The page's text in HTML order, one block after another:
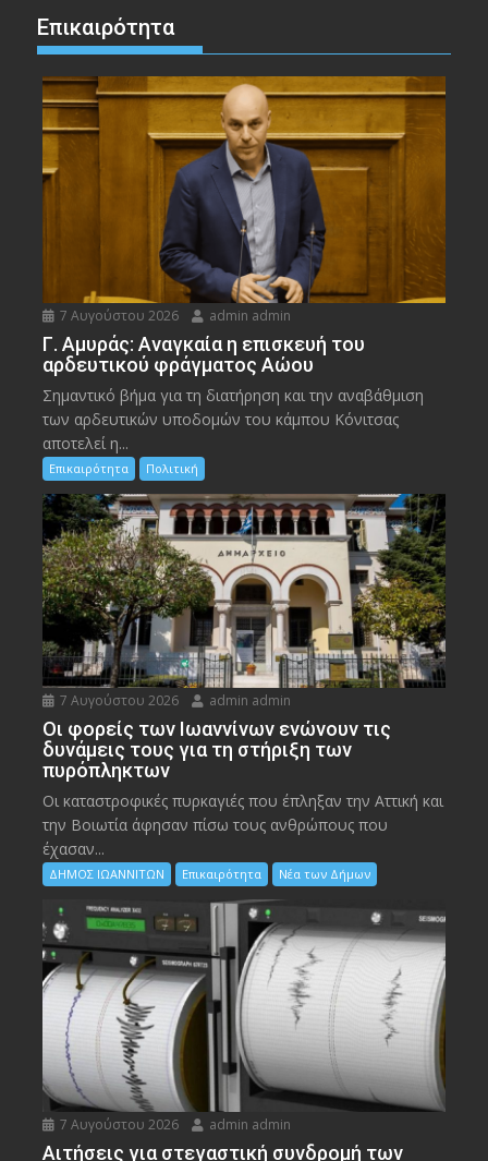
Επικαιρότητα
7 Αυγούστου 2026 admin admin
Γ. Αμυράς: Αναγκαία η επισκευή του
αρδευτικού φράγματος Αώου
Σημαντικό βήμα για τη διατήρηση και την αναβάθμιση
των αρδευτικών υποδομών του κάμπου Κόνιτσας
αποτελεί η...
Επικαιρότητα Πολιτική
7 Αυγούστου 2026 admin admin
Οι φορείς των Ιωαννίνων ενώνουν τις
δυνάμεις τους για τη στήριξη των
πυρόπληκτων
Οι καταστροφικές πυρκαγιές που έπληξαν την Αττική και
την Bοιωτία άφησαν πίσω τους ανθρώπους που
έχασαν...
ΔΗΜΟΣ ΙΩΑΝΝΙΤΩΝ Επικαιρότητα Νέα των Δήμων
7 Αυγούστου 2026 admin admin
Αιτήσεις για στεγαστική συνδρομή των